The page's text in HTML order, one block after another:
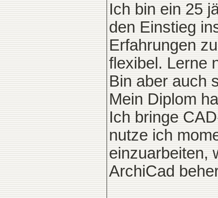
Ich bin ein 25
den Einstieg
Erfahrungen
flexibel. Lerne
Bin aber auch
Mein Diplom
Ich bringe
nutze ich
einzuarbeiten,
ArchiCad